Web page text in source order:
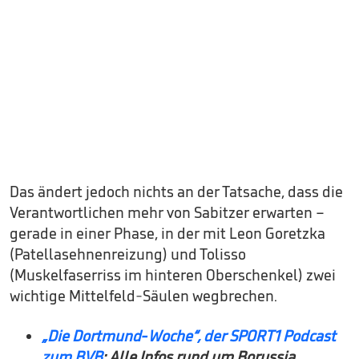
Das ändert jedoch nichts an der Tatsache, dass die
Verantwortlichen mehr von Sabitzer erwarten –
gerade in einer Phase, in der mit Leon Goretzka
(Patellasehnenreizung) und Tolisso
(Muskelfaserriss im hinteren Oberschenkel) zwei
wichtige Mittelfeld-Säulen wegbrechen.
„Die Dortmund-Woche“, der SPORT1 Podcast